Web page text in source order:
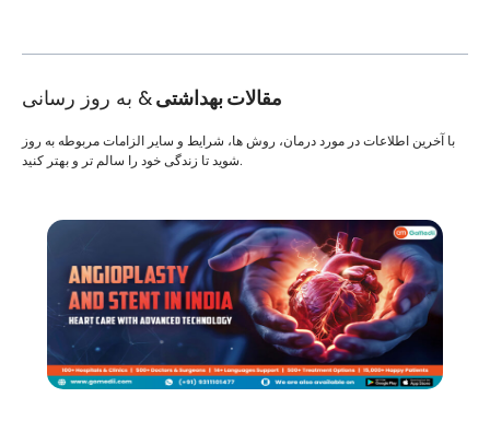
مقالات بهداشتی& به روز رسانی
با آخرین اطلاعات در مورد درمان، روش ها، شرایط و سایر الزامات مربوطه به روز
شوید تا زندگی خود را سالم تر و بهتر کنید.